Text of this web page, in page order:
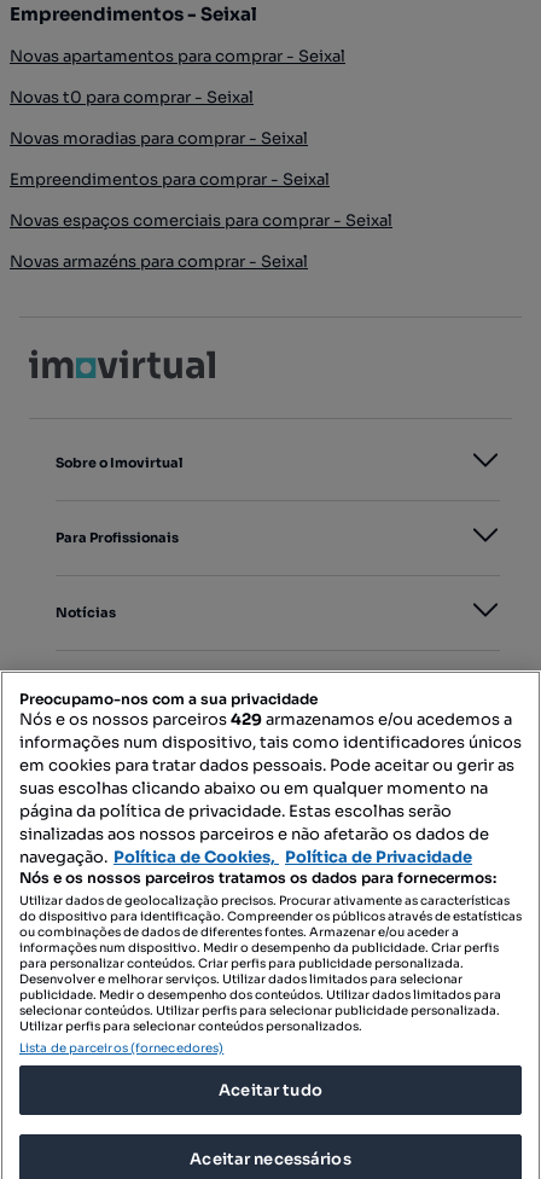
Empreendimentos - Seixal
Novas apartamentos para comprar - Seixal
Novas t0 para comprar - Seixal
Novas moradias para comprar - Seixal
Empreendimentos para comprar - Seixal
Novas espaços comerciais para comprar - Seixal
Novas armazéns para comprar - Seixal
Sobre o Imovirtual
Para Profissionais
Notícias
Mapa do Site
Contacte-nos
SIGA-NOS:
DESCARREGAR NA:
© 2026 Imovirtual.com, OLX Portugal, S.A.
Preocupamo-nos com a sua privacidade
Nós e os nossos parceiros429armazenamos e/ou acedemos a
informações num dispositivo, tais como identificadores únicos
em cookies para tratar dados pessoais. Pode aceitar ou gerir as
suas escolhas clicando abaixo ou em qualquer momento na
página da política de privacidade. Estas escolhas serão
sinalizadas aos nossos parceiros e não afetarão os dados de
navegação. Política de Cookies, Política de Privacidade
Nós e os nossos parceiros tratamos os dados para fornecermos:
Utilizar dados de geolocalização precisos. Procurar ativamente as características
do dispositivo para identificação. Compreender os públicos através de estatísticas
ou combinações de dados de diferentes fontes. Armazenar e/ou aceder a
informações num dispositivo. Medir o desempenho da publicidade. Criar perfis
para personalizar conteúdos. Criar perfis para publicidade personalizada.
Desenvolver e melhorar serviços. Utilizar dados limitados para selecionar
publicidade. Medir o desempenho dos conteúdos. Utilizar dados limitados para
selecionar conteúdos. Utilizar perfis para selecionar publicidade personalizada.
Utilizar perfis para selecionar conteúdos personalizados.
Lista de parceiros (fornecedores)
Aceitar tudo
Aceitar necessários